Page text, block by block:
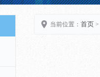
当前位置： 首页 >